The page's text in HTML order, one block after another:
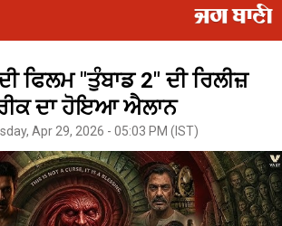
ਫਿਲਮ "ਤੁੰਬਾਡ 2" ਦੀ ਰਿਲੀਜ਼
ਦਾ ਹੋਇਆ ਐਲਾਨ
Apr 29, 2026 - 05:03 PM (IST)